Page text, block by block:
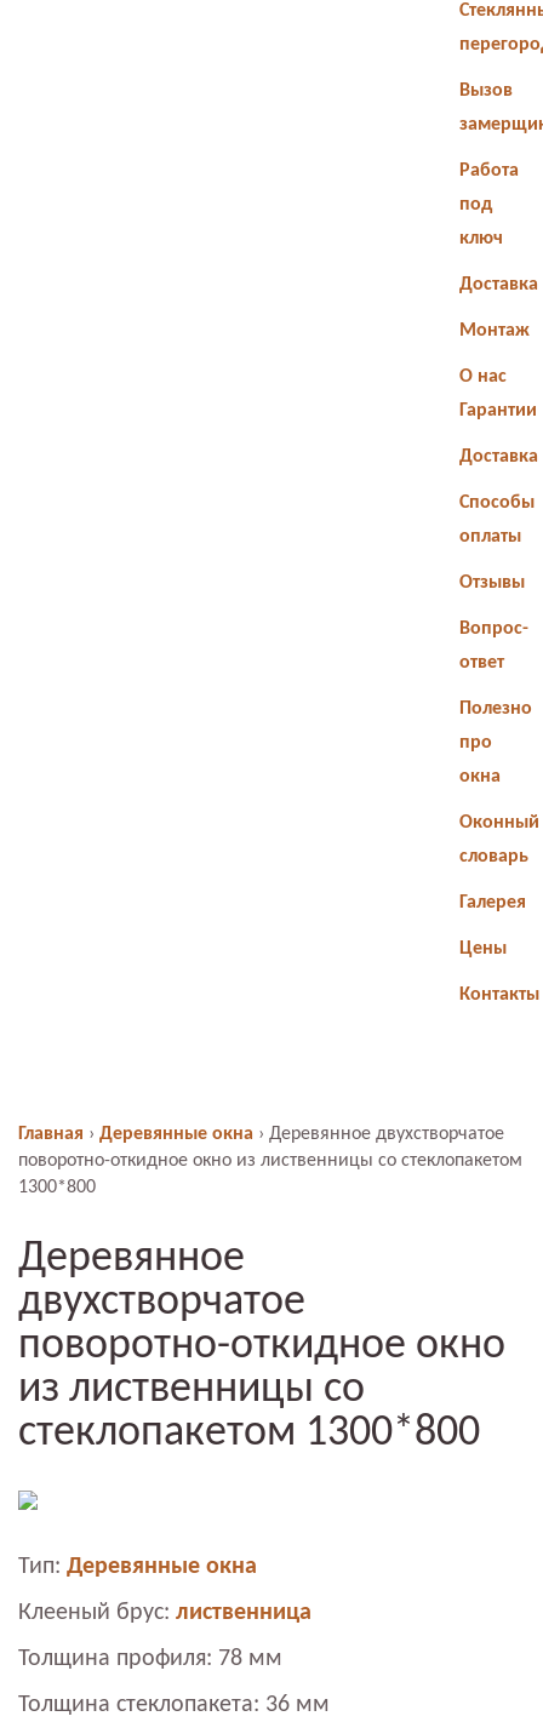
Вызов
Работа
под
ключ
Доставка
Монтаж
О нас
Гарантии
Доставка
Способы
оплаты
Отзывы
Вопрос-
ответ
Полезно
про
окна
Оконный
словарь
Галерея
Цены
Контакты
Главная › Деревянные окна › Деревянное двухстворчатое
поворотно-откидное окно из лиственницы со стеклопакетом
1300*800
Деревянное
двухстворчатое
поворотно-откидное окно
из лиственницы со
стеклопакетом 1300*800
Тип: Деревянные окна
Клееный брус: лиственница
Толщина профиля: 78 мм
Толщина стеклопакета: 36 мм